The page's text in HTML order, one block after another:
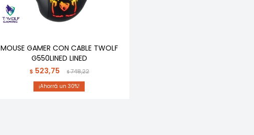
MOUSE GAMER CON CABLE TWOLF
G550LINED LINED
$ 523,75 $748,22
30